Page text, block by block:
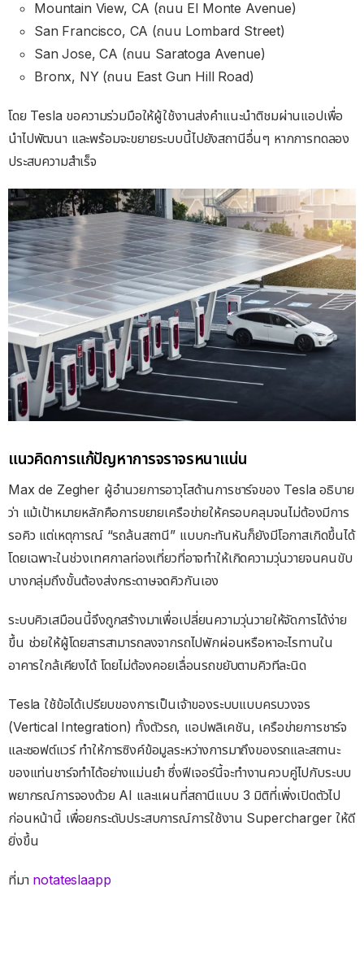
Mountain View, CA (ถนน El Monte Avenue)
San Francisco, CA (ถนน Lombard Street)
San Jose, CA (ถนน Saratoga Avenue)
Bronx, NY (ถนน East Gun Hill Road)
โดย Tesla ขอความร่วมมือให้ผู้ใช้งานส่งคำแนะนำติชมผ่านแอปเพื่อ
นำไปพัฒนา และพร้อมจะขยายระบบนี้ไปยังสถานีอื่นๆ หากการทดลอง
ประสบความสำเร็จ
แนวคิดการแก้ปัญหาการจราจรหนาแน่น
Max de Zegher ผู้อำนวยการอาวุโสด้านการชาร์จของ Tesla อธิบาย
ว่า แม้เป้าหมายหลักคือการขยายเครือข่ายให้ครอบคลุมจนไม่ต้องมีการ
รอคิว แต่เหตุการณ์ “รถล้นสถานี” แบบกะทันหันก็ยังมีโอกาสเกิดขึ้นได้
โดยเฉพาะในช่วงเทศกาลท่องเที่ยวที่อาจทำให้เกิดความวุ่นวายจนคนขับ
บางกลุ่มถึงขั้นต้องส่งกระดาษจดคิวกันเอง
ระบบคิวเสมือนนี้จึงถูกสร้างมาเพื่อเปลี่ยนความวุ่นวายให้จัดการได้ง่าย
ขึ้น ช่วยให้ผู้โดยสารสามารถลงจากรถไปพักผ่อนหรือหาอะไรทานใน
อาคารใกล้เคียงได้ โดยไม่ต้องคอยเลื่อนรถขยับตามคิวทีละนิด
Tesla ใช้ข้อได้เปรียบของการเป็นเจ้าของระบบแบบครบวงจร
(Vertical Integration) ทั้งตัวรถ, แอปพลิเคชัน, เครือข่ายการชาร์จ
และซอฟต์แวร์ ทำให้การซิงค์ข้อมูลระหว่างการมาถึงของรถและสถานะ
ของแท่นชาร์จทำได้อย่างแม่นยำ ซึ่งฟีเจอร์นี้จะทำงานควบคู่ไปกับระบบ
พยากรณ์การจองด้วย AI และแผนที่สถานีแบบ 3 มิติที่เพิ่งเปิดตัวไป
ก่อนหน้านี้ เพื่อยกระดับประสบการณ์การใช้งาน Supercharger ให้ดี
ยิ่งขึ้น
ที่มา notateslaapp